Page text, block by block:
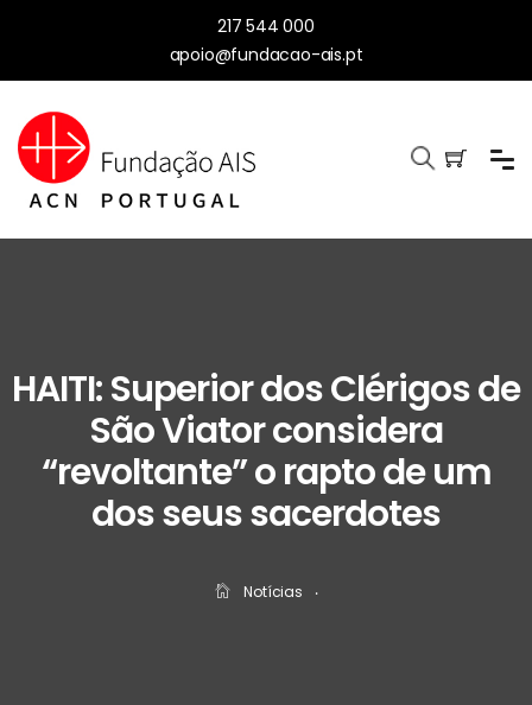
217 544 000
apoio@fundacao-ais.pt
HAITI: Superior dos Clérigos de
São Viator considera
“revoltante” o rapto de um
dos seus sacerdotes
Notícias ‧